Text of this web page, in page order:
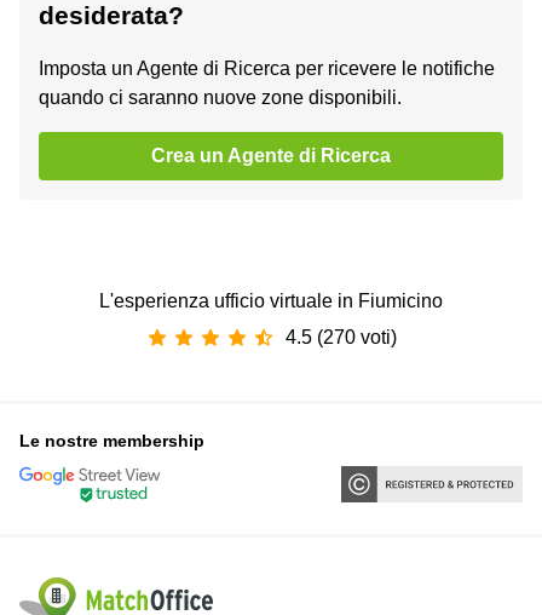
desiderata?
Imposta un Agente di Ricerca per ricevere le notifiche
quando ci saranno nuove zone disponibili.
Crea un Agente di Ricerca
L'esperienza ufficio virtuale in Fiumicino
4.5 (270 voti)
Le nostre membership